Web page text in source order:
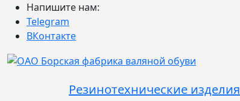
Напишите нам:
Telegram
ВКонтакте
Резинотехнические изделия